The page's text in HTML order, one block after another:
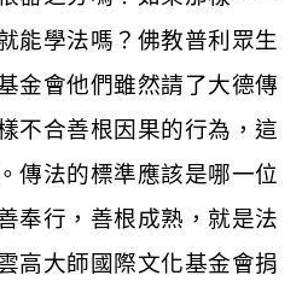
能學法嗎？佛教普利眾生
金會他們雖然請了大德傳
不合善根因果的行為，這
傳法的標準應該是哪一位
奉行，善根成熟，就是法
高大師國際文化基金會捐